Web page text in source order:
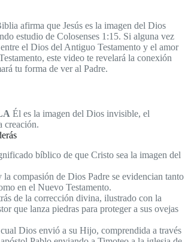
afirma que Jesús es la imagen del Dios
estudio de Colosenses 1:15. Si alguna vez
el Dios del Antiguo Testamento y el amor
este video te revelará la conexión
tu forma de ver al Padre.
Él es la imagen del Dios invisible, el
creación.
bíblico de que Cristo sea la imagen del
compasión de Dios Padre se evidencian tanto
en el Nuevo Testamento.
de la corrección divina, ilustrado con la
que lanza piedras para proteger a sus ovejas
Dios envió a su Hijo, comprendida a través